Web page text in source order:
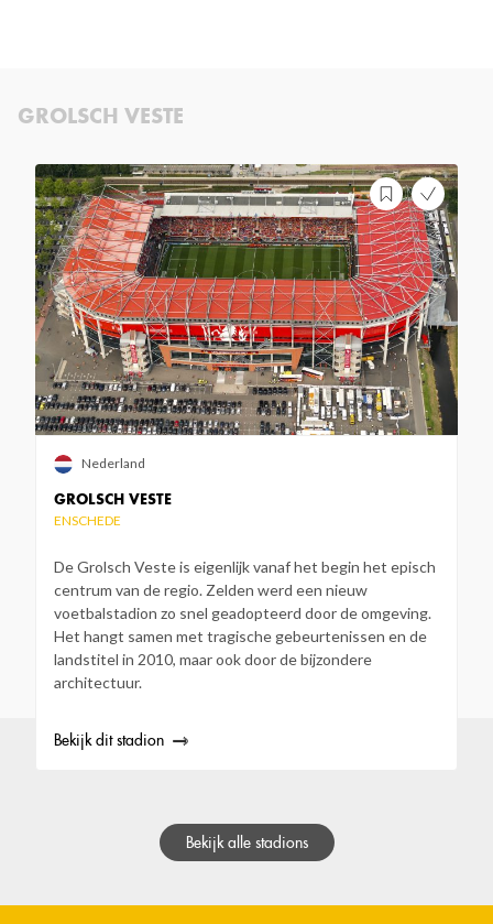
GROLSCH VESTE
GROLSCH VESTE
ENSCHEDE
De Grolsch Veste is eigenlijk vanaf het begin het episch
centrum van de regio. Zelden werd een nieuw
voetbalstadion zo snel geadopteerd door de omgeving.
Het hangt samen met tragische gebeurtenissen en de
landstitel in 2010, maar ook door de bijzondere
architectuur.
Nederland
Bekijk dit stadion
Bekijk alle stadions